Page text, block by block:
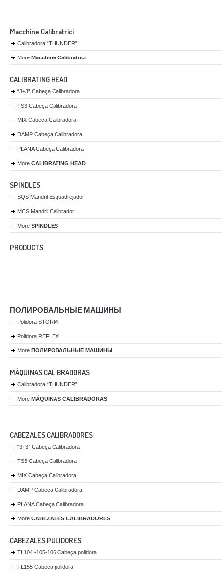
Macchine Calibratrici
Calibradora “THUNDER”
More Macchine Calibratrici
CALIBRATING HEAD
“3+3” Cabeça Calibradora
TS3 Cabeça Calibradora
MIX Cabeça Calibradora
DAMP Cabeça Calibradora
PLANA Cabeça Calibradora
More CALIBRATING HEAD
SPINDLES
SQS Mandril Esquadrejador
MCS Mandril Calibrador
More SPINDLES
PRODUCTS
ПОЛИРОВАЛЬНЫЕ МАШИНЫ
Polidora STORM
Polidora REFLEX
More ПОЛИРОВАЛЬНЫЕ МАШИНЫ
MÁQUINAS CALIBRADORAS
Calibradora “THUNDER”
More MÁQUINAS CALIBRADORAS
CABEZALES CALIBRADORES
“3+3” Cabeça Calibradora
TS3 Cabeça Calibradora
MIX Cabeça Calibradora
DAMP Cabeça Calibradora
PLANA Cabeça Calibradora
More CABEZALES CALIBRADORES
CABEZALES PULIDORES
TL104 -105-106 Cabeça polidora
TL155 Cabeça polidora